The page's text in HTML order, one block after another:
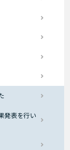
発表を行い